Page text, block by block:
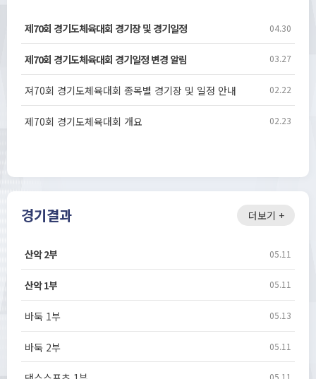
04.30
제70회 경기도체육대회 경기장 및 경기일정
03.27
제70회 경기도체육대회 경기일정 변경 알림
02.22
져70회 경기도체육대회 종목별 경기장 및 일정 안내
02.23
제70회 경기도체육대회 개요
더보기 +
경기결과
05.11
산악 2부
05.11
산악 1부
05.13
바둑 1부
05.11
바둑 2부